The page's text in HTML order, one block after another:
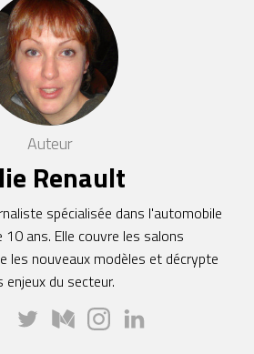
Auteur
Renault
spécialisée dans l'automobile
10 ans. Elle couvre les salons
les nouveaux modèles et décrypte
enjeux du secteur.